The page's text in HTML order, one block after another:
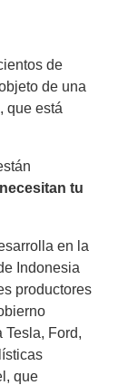
de
de una
que está
tu
en la
Indonesia
productores
Tesla, Ford,
que